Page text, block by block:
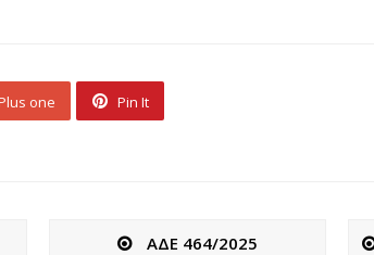
one Pin It
ΑΔΕ 464/2025